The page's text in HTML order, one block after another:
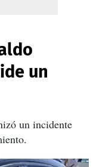
un
un incidente